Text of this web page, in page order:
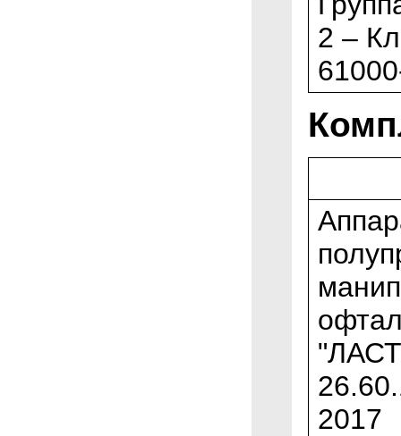
2 –
2017